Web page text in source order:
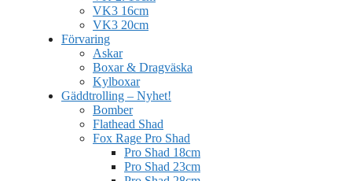
VK3 16cm
VK3 20cm
Förvaring
Askar
Boxar & Dragväska
Kylboxar
Gäddtrolling – Nyhet!
Bomber
Flathead Shad
Fox Rage Pro Shad
Pro Shad 18cm
Pro Shad 23cm